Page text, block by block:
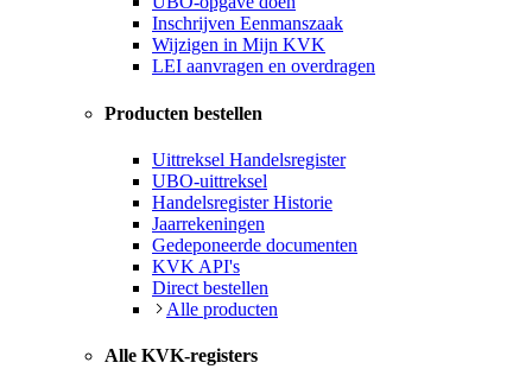
Inschrijven Eenmanszaak
Wijzigen in Mijn KVK
LEI aanvragen en overdragen
Producten bestellen
Uittreksel Handelsregister
UBO-uittreksel
Handelsregister Historie
Jaarrekeningen
Gedeponeerde documenten
KVK API's
Direct bestellen
Alle producten
Alle KVK-registers